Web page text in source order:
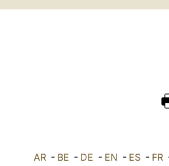
AR- BE - DE - EN - ES- FR